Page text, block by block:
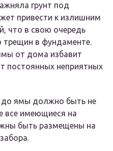
грунт под
привести к излишним
что в свою очередь
трещин в фундаменте.
от дома избавит
постоянных неприятных
до ямы должно быть не
все имеющиеся на
быть размещены на